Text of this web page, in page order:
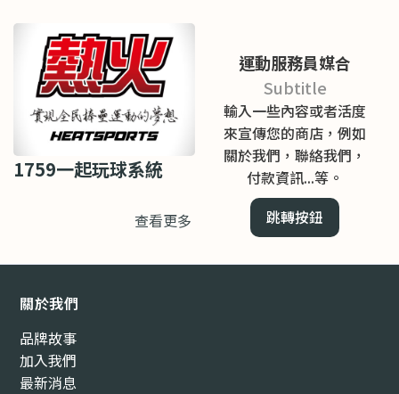
1759一起玩球系統
查看更多
運動服務員媒合
Subtitle
輸入一些內容或者活度
來宣傳您的商店，例如
關於我們，聯絡我們，
付款資訊...等。
跳轉按鈕
關於我們
品牌故事
加入我們
最新消息